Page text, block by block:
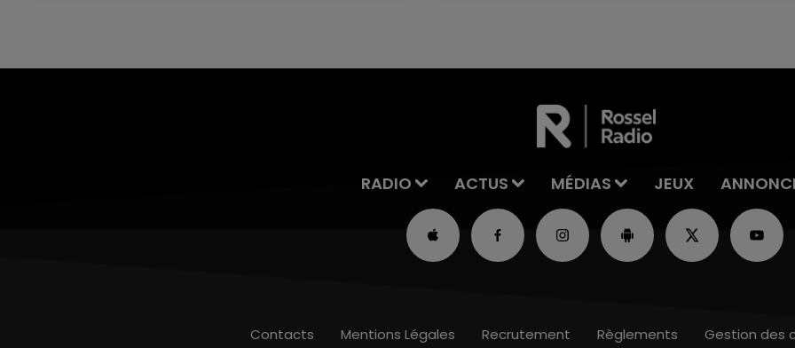
RADIO ACTUS MÉDIAS JEUX
Contacts Mentions Légales Recrutement Règlements Gestion des